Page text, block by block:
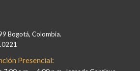
Bogotá, Colombia.
Presencial: